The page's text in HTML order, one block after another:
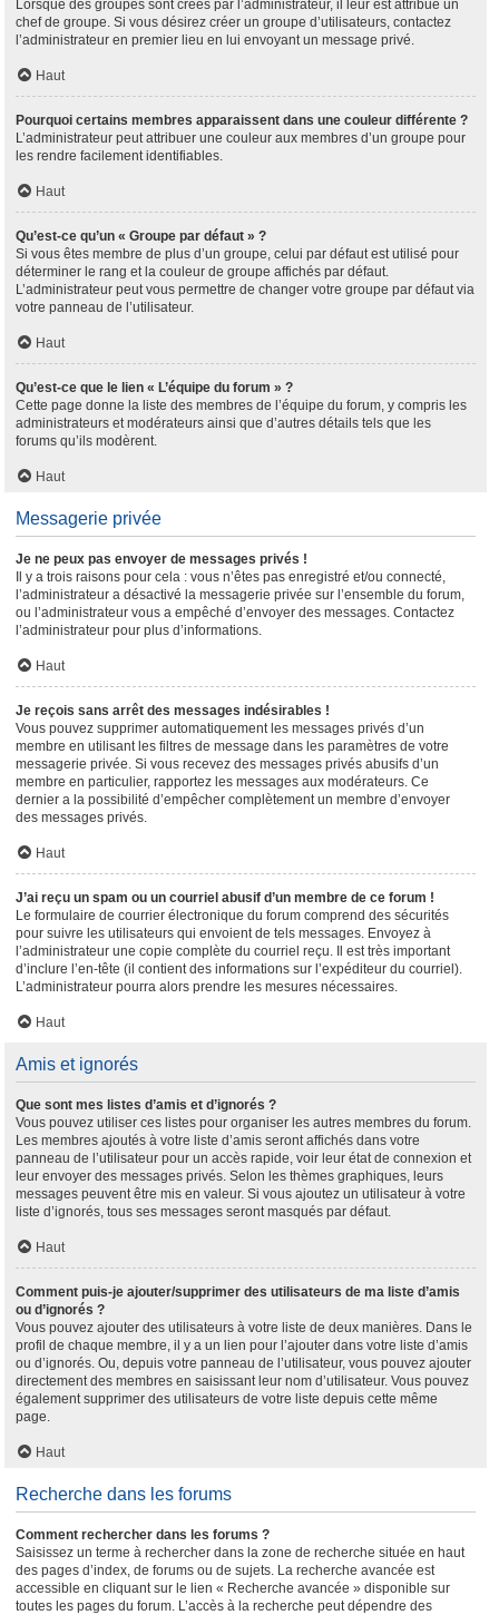
Lorsque des groupes sont créés par l’administrateur, il leur est attribué un
chef de groupe. Si vous désirez créer un groupe d’utilisateurs, contactez
l’administrateur en premier lieu en lui envoyant un message privé.
Haut
Pourquoi certains membres apparaissent dans une couleur différente ?
L’administrateur peut attribuer une couleur aux membres d’un groupe pour
les rendre facilement identifiables.
Haut
Qu’est-ce qu’un « Groupe par défaut » ?
Si vous êtes membre de plus d’un groupe, celui par défaut est utilisé pour
déterminer le rang et la couleur de groupe affichés par défaut.
L’administrateur peut vous permettre de changer votre groupe par défaut via
votre panneau de l’utilisateur.
Haut
Qu’est-ce que le lien « L’équipe du forum » ?
Cette page donne la liste des membres de l’équipe du forum, y compris les
administrateurs et modérateurs ainsi que d’autres détails tels que les
forums qu’ils modèrent.
Haut
Messagerie privée
Je ne peux pas envoyer de messages privés !
Il y a trois raisons pour cela : vous n’êtes pas enregistré et/ou connecté,
l’administrateur a désactivé la messagerie privée sur l’ensemble du forum,
ou l’administrateur vous a empêché d’envoyer des messages. Contactez
l’administrateur pour plus d’informations.
Haut
Je reçois sans arrêt des messages indésirables !
Vous pouvez supprimer automatiquement les messages privés d’un
membre en utilisant les filtres de message dans les paramètres de votre
messagerie privée. Si vous recevez des messages privés abusifs d’un
membre en particulier, rapportez les messages aux modérateurs. Ce
dernier a la possibilité d’empêcher complètement un membre d’envoyer
des messages privés.
Haut
J’ai reçu un spam ou un courriel abusif d’un membre de ce forum !
Le formulaire de courrier électronique du forum comprend des sécurités
pour suivre les utilisateurs qui envoient de tels messages. Envoyez à
l’administrateur une copie complète du courriel reçu. Il est très important
d’inclure l’en-tête (il contient des informations sur l’expéditeur du courriel).
L’administrateur pourra alors prendre les mesures nécessaires.
Haut
Amis et ignorés
Que sont mes listes d’amis et d’ignorés ?
Vous pouvez utiliser ces listes pour organiser les autres membres du forum.
Les membres ajoutés à votre liste d’amis seront affichés dans votre
panneau de l’utilisateur pour un accès rapide, voir leur état de connexion et
leur envoyer des messages privés. Selon les thèmes graphiques, leurs
messages peuvent être mis en valeur. Si vous ajoutez un utilisateur à votre
liste d’ignorés, tous ses messages seront masqués par défaut.
Haut
Comment puis-je ajouter/supprimer des utilisateurs de ma liste d’amis
ou d’ignorés ?
Vous pouvez ajouter des utilisateurs à votre liste de deux manières. Dans le
profil de chaque membre, il y a un lien pour l’ajouter dans votre liste d’amis
ou d’ignorés. Ou, depuis votre panneau de l’utilisateur, vous pouvez ajouter
directement des membres en saisissant leur nom d’utilisateur. Vous pouvez
également supprimer des utilisateurs de votre liste depuis cette même
page.
Haut
Recherche dans les forums
Comment rechercher dans les forums ?
Saisissez un terme à rechercher dans la zone de recherche située en haut
des pages d’index, de forums ou de sujets. La recherche avancée est
accessible en cliquant sur le lien « Recherche avancée » disponible sur
toutes les pages du forum. L’accès à la recherche peut dépendre des